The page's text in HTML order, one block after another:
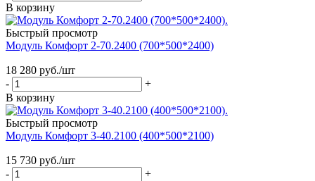
В корзину
Быстрый просмотр
Модуль Комфорт 2-70.2400 (700*500*2400)
18 280 руб./шт
-
+
В корзину
Быстрый просмотр
Модуль Комфорт 3-40.2100 (400*500*2100)
15 730 руб./шт
-
+